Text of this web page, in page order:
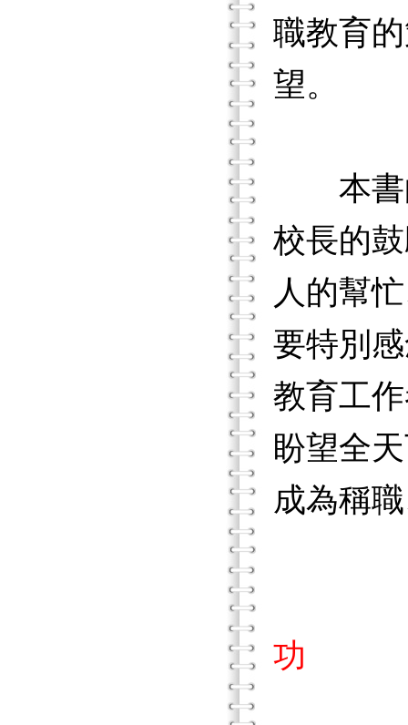
職教育
望。
本書的
校長的
人的幫
要特別
教育工
盼望全
成為稱
功